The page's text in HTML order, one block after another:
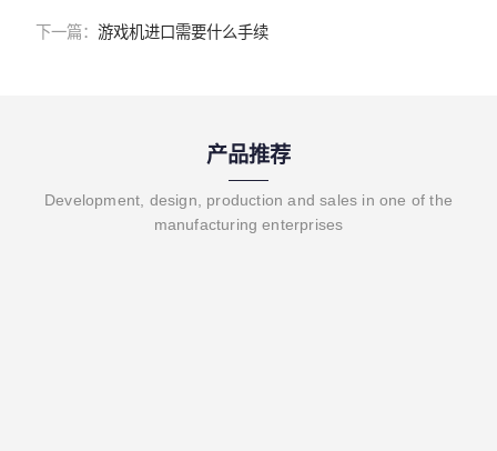
下一篇： 游戏机进口需要什么手续
产品推荐
Development, design, production and sales in one of the
manufacturing enterprises